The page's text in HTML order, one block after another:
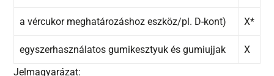
a vércukor meghatározáshoz eszköz/pl. D-kont) X*
egyszerhasználatos gumikesztyuk és gumiujjak
X
Jelmagyarázat: